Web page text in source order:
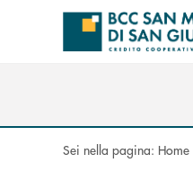
Salta al contenuto principale
Sei nella pagina: Home